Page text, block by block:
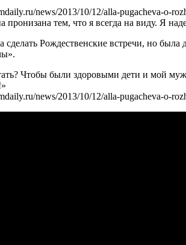
news/2013/10/12/alla-pugacheva-o-
пронизана тем, что я всегда на виду. Я
сделать Рождественские встречи, но
Чтобы были здоровыми дети и мой
news/2013/10/12/alla-pugacheva-o-